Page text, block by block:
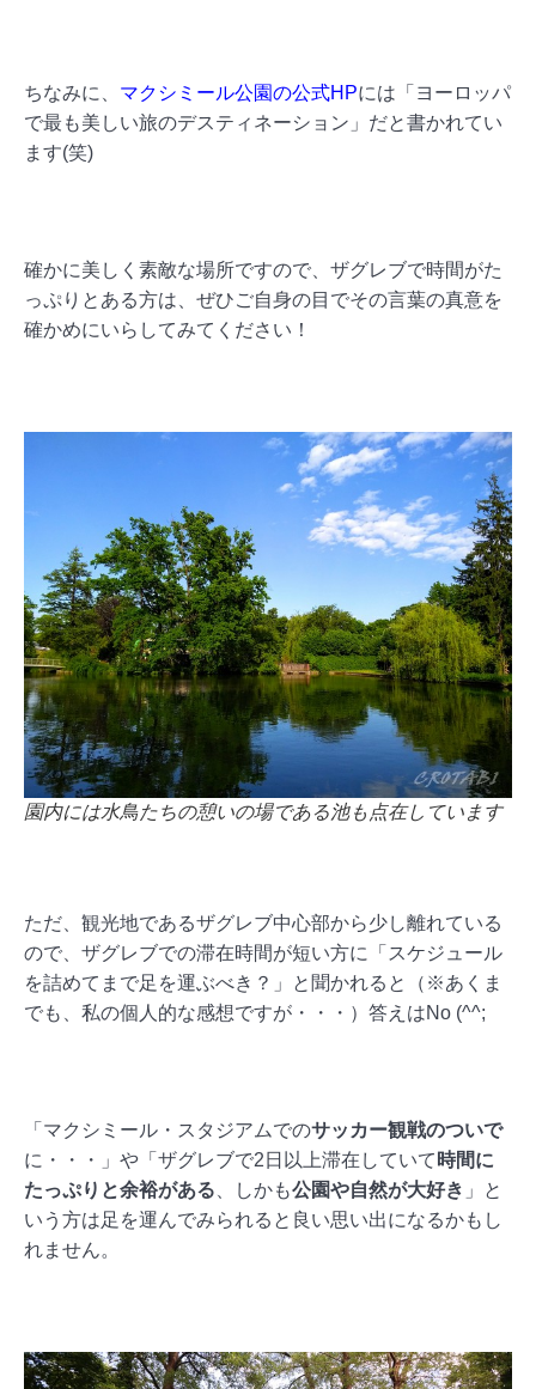
ちなみに、 マクシミール公園の公式HPには「ヨーロッパ
で最も美しい旅のデスティネーション」だと書かれてい
ます(笑)
確かに美しく素敵な場所ですので、ザグレブで時間がた
っぷりとある方は、ぜひご自身の目でその言葉の真意を
確かめにいらしてみてください！
園内には水鳥たちの憩いの場である池も点在しています
ただ、観光地であるザグレブ中心部から少し離れている
ので、ザグレブでの滞在時間が短い方に「スケジュール
を詰めてまで足を運ぶべき？」と聞かれると（※あくま
でも、私の個人的な感想ですが・・・）答えはNo (^^;
「マクシミール・スタジアムでのサッカー観戦のついで
に・・・」や「ザグレブで2日以上滞在していて 時間に
たっぷりと余裕がある 、しかも公園や自然が大好き 」と
いう方は足を運んでみられると良い思い出になるかもし
れません。